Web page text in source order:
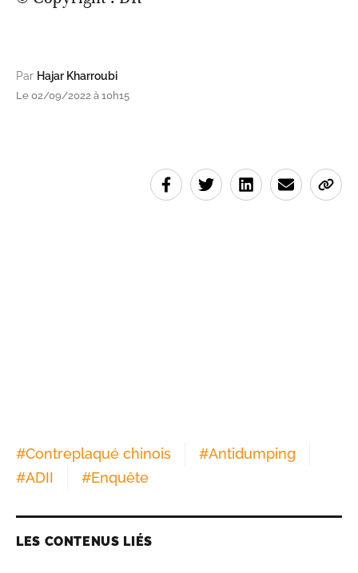
Par Hajar Kharroubi
Le 02/09/2022 à 10h15
#Contreplaqué chinois #Antidumping
#ADII #Enquête
LES CONTENUS LIÉS